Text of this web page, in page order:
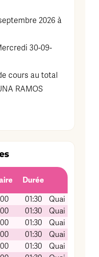
2026 à
30-09-
cours au total
RAMOS
Durée
01:30
Quai Koch
01:30
Quai Koch
01:30
Quai Koch
01:30
Quai Koch
01:30
Quai Koch